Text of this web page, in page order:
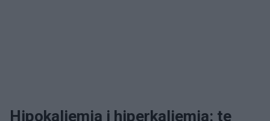
Hipokaliemia i hiperkaliemia: te